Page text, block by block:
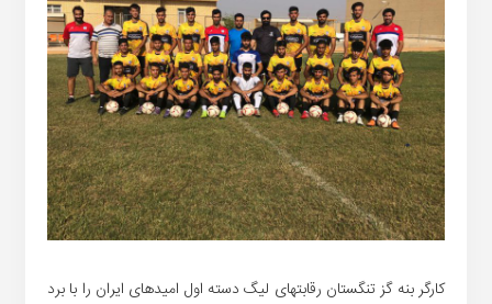
کارگر بنه گز تنگستان رقابتهای لیگ دسته اول امیدهای ایران را با برد